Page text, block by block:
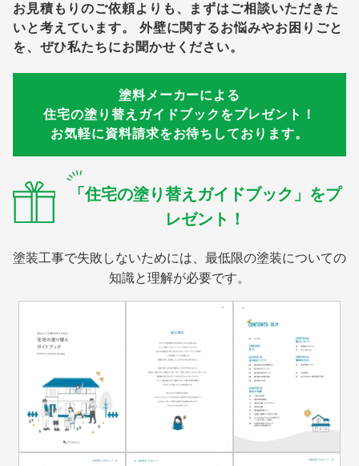
お見積もりのご依頼よりも、まずはご相談いただきた
いと考えています。
外壁に関するお悩みやお困りごと
を、ぜひ私たちにお聞かせください。
塗料メーカーによる
住宅の塗り替えガイドブックをプレゼント！
お気軽に資料請求をお待ちしております。
「住宅の塗り替えガイドブック」をプ
レゼント！
塗装工事で失敗しないためには、最低限の塗装についての
知識と理解が必要です。